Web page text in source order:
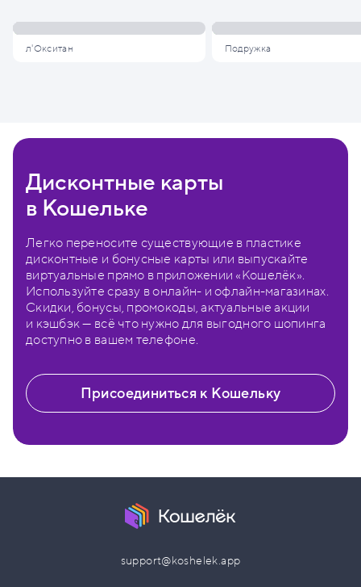
л'Окситан Подружка
Дисконтные карты
в Кошельке
Легко переносите существующие в пластике
дисконтные и бонусные карты или выпускайте
виртуальные прямо в приложении «Кошелёк».
Используйте сразу в онлайн- и офлайн-магазинах.
Скидки, бонусы, промокоды, актуальные акции
и кэшбэк — всё что нужно для выгодного шопинга
доступно в вашем телефоне.
Присоединиться к Кошельку
support@koshelek.app